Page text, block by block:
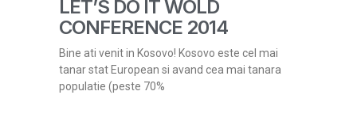
LET’S DO IT WOLD
CONFERENCE 2014
Bine ati venit in Kosovo! Kosovo este cel mai
tanar stat European si avand cea mai tanara
populatie (peste 70%